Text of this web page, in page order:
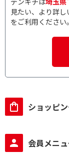
見たい、より詳
をご利用ください。
ショッピ
会員メニ